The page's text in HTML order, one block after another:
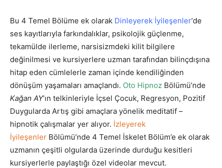
Bu 4 Temel Bölüme ek olarak Dinleyerek İyileşenler‘de
ses kayıtlarıyla farkındalıklar, psikolojik güçlenme,
tekamülde ilerleme, narsisizmdeki kilit bilgilere
değinilmesi ve kursiyerlere uzman tarafından bilinçdışına
hitap eden cümlelerle zaman içinde kendiliğinden
dönüşüm yaşamaları amaçlandı. Oto Hipnoz Bölümü’nde
Kağan AY’ın telkinleriyle İçsel Çocuk, Regresyon, Pozitif
Duygularda Artış gibi amaçlara yönelik meditatif –
hipnotik çalışmalar yer alıyor. İzleyerek
İyileşenler Bölümü’nde 4 Temel İskelet Bölüm’e ek olarak
uzmanın çeşitli olgularda üzerinde durduğu kesitleri
kursiyerlerle paylaştığı özel videolar mevcut.